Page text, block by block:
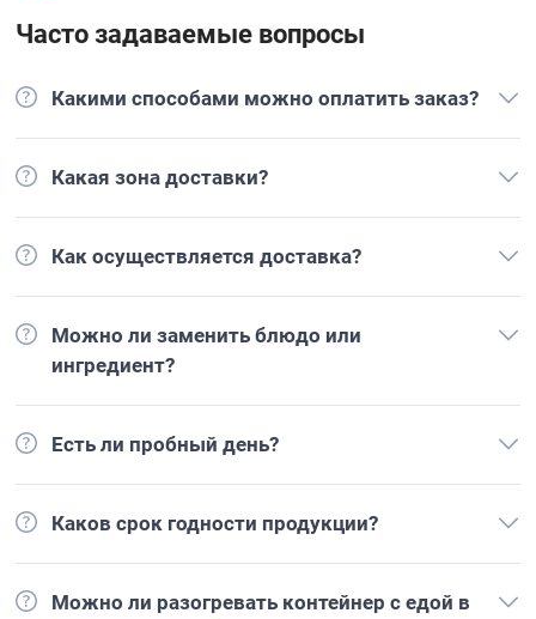
Часто задаваемые вопросы
Какими способами можно оплатить заказ?
Какая зона доставки?
Как осуществляется доставка?
Можно ли заменить блюдо или
ингредиент?
Есть ли пробный день?
Каков срок годности продукции?
Можно ли разогревать контейнер с едой в